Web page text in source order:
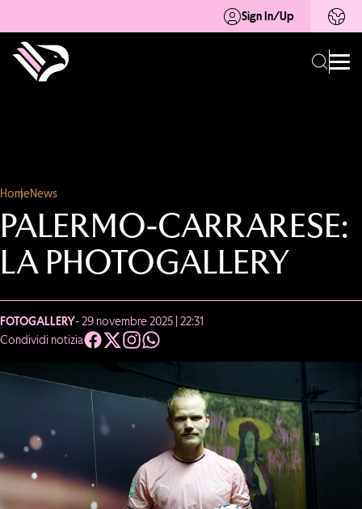
Sign In/Up
HomeNews
PALERMO-CARRARESE:
LA PHOTOGALLERY
FOTOGALLERY- 29 novembre 2025 | 22:31
Condividi notizia